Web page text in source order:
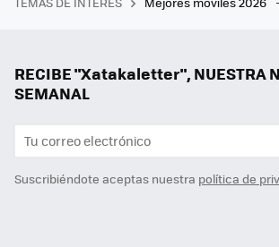
RECIBE "Xatakaletter", NUESTRA
SEMANAL
Suscribiéndote aceptas nuestra política de